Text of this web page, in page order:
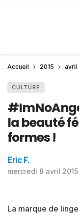
Accueil 2015 avril
CULTURE
la beauté
formes !
Eric F.
mercredi 8 avril 2015
La marque de